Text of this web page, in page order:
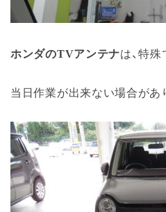
ホンダのTVアンテナは、特
当日作業が出来ない場合が